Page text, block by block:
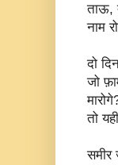
ताऊ,
नाम
दो
जो
तो
समीर